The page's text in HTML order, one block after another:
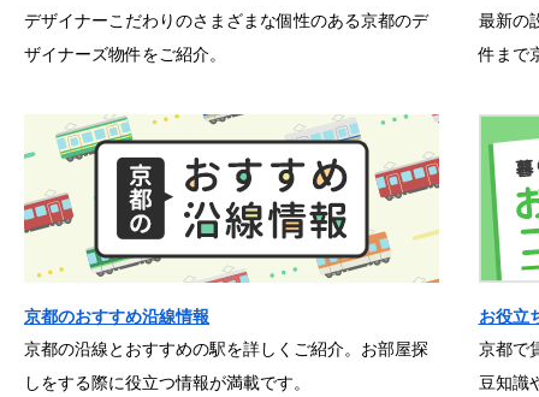
デザイナーこだわりのさまざまな個性のある京都のデ
ザイナーズ物件をご紹介。
最新の
件まで
京都のおすすめ沿線情報
京都の沿線とおすすめの駅を詳しくご紹介。お部屋探
しをする際に役立つ情報が満載です。
お役立
京都で
豆知識